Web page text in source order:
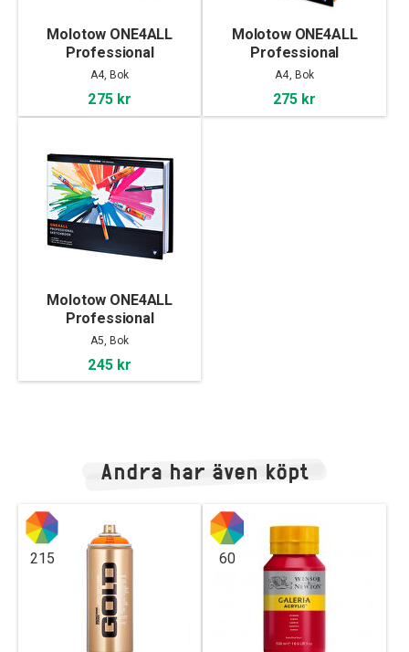
Molotow ONE4ALL
Professional
Sketchbook A4
landscape
A4, Bok
275 kr
Molotow ONE4ALL
Professional
Sketchbook A4 portrait
A4, Bok
275 kr
Molotow ONE4ALL
Professional
Sketchbook A5
landscape
A5, Bok
245 kr
Andra har även köpt
215 60